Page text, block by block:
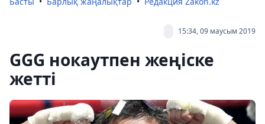
15:34, 09 маусым 2019
GGG нокаутпен жеңіске
жетті